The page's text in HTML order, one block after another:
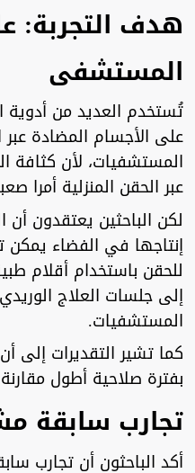
هدف التجربة:
المستشفى
تُستخدم العديد من أدوية
على الأجسام المضادة عبر
المستشفيات، لأن كثافة
عبر الحقن المنزلية أمرا
لكن الباحثين يعتقدون أن
إنتاجها في الفضاء يمكن
للحقن باستخدام أقلام
إلى جلسات العلاج
المستشفيات.
كما تشير التقديرات إلى
بفترة صلاحية أطول مقارنة
تجارب سابقة
أكد الباحثون أن تجارب